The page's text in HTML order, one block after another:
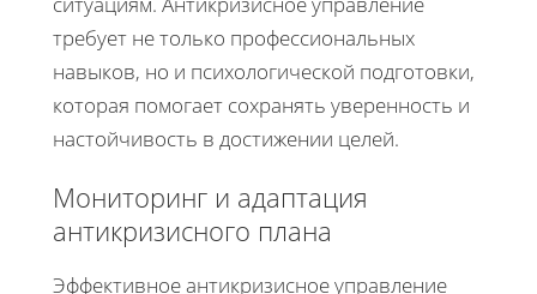
требует не только профессиональных
навыков, но и психологической подготовки,
которая помогает сохранять уверенность и
настойчивость в достижении целей.
Мониторинг и адаптация
антикризисного плана
Эффективное антикризисное управление